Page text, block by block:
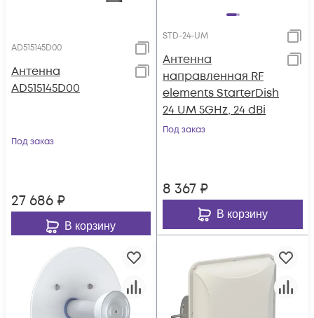
AD515145D00
Антенна
AD515145D00
Под заказ
27 686 ₽
В корзину
STD-24-UM
Антенна
направленная RF
elements StarterDish
24 UM 5GHz, 24 dBi
Под заказ
8 367 ₽
В корзину